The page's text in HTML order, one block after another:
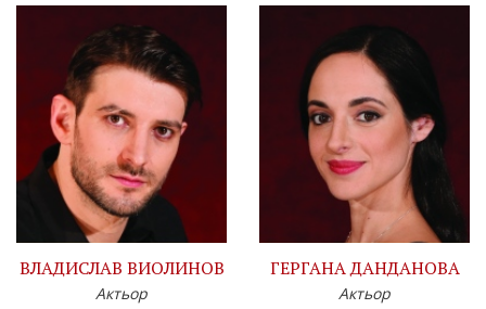
ВЛАДИСЛАВ ВИОЛИНОВ
Актьор
ГЕРГАНА ДАНДАНОВА
Актьор